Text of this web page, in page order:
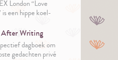
London “Love
is een hippe koel-
plastic.
Writing
dagboek om
gedachten privé